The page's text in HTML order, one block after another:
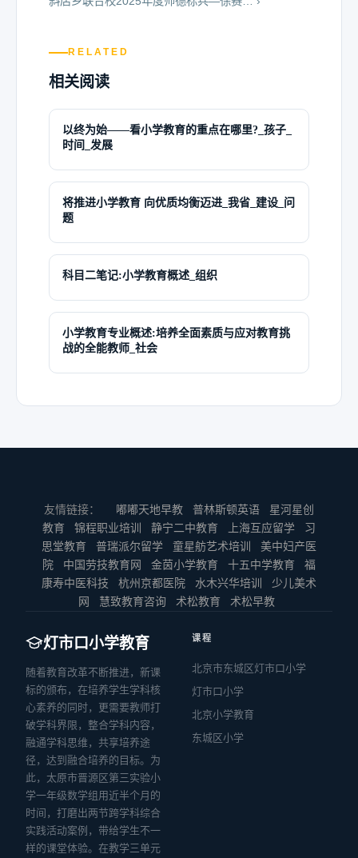
RELATED
相关阅读
以终为始——看小学教育的重点在哪里?_孩子_
时间_发展
将推进小学教育 向优质均衡迈进_我省_建设_问
题
科目二笔记:小学教育概述_组织
小学教育专业概述:培养全面素质与应对教育挑
战的全能教师_社会
友情链接： 嘟嘟天地早教 普林斯顿英语
星河星创
教育
锦程职业培训 静宁二中教育 上海互应留学
习
思堂教育
普瑞派尔留学 童星舫艺术培训
美中妇产医
院
中国劳技教育网 金茵小学教育 十五中学教育
福
康寿中医科技
杭州京都医院 水木兴华培训
少儿美术
网
慧致教育咨询 术松教育 术松早教
灯市口小学教育
随着教育改革不断推进，新课
标的颁布，在培养学生学科核
心素养的同时，更需要教师打
破学科界限，整合学科内容，
融通学科思维，共享培养途
径，达到融合培养的目标。为
此，太原市晋源区第三实验小
学一年级数学组用近半个月的
时间，打磨出两节跨学科综合
实践活动案例，带给学生不一
样的课堂体验。在教学三单元
课程
北京市东城区灯市口小学
灯市口小学
北京小学教育
东城区小学